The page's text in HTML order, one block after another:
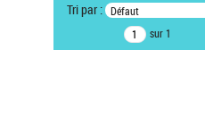
Type de notice d'autorité
Tri par : Défaut
sur 1